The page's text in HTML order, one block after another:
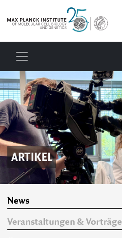
ARTIKEL
News
Veranstaltungen & Vorträge